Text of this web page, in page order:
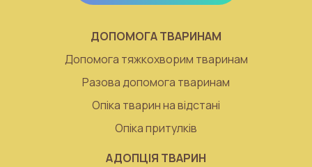
ДОПОМОГА ТВАРИНАМ
Допомога тяжкохворим тваринам
Разова допомога тваринам
Опіка тварин на відстані
Опіка притулків
АДОПЦІЯ ТВАРИН